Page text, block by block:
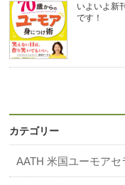
いよいよ新
です！
カテゴリー
AATH 米国ユーモアセ